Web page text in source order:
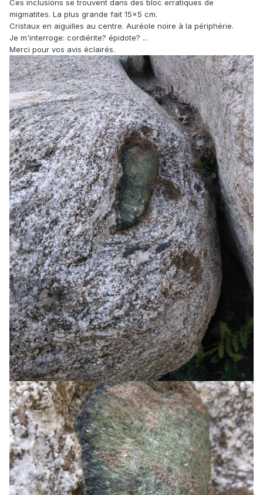
Ces inclusions se trouvent dans des bloc erratiques de
migmatites. La plus grande fait 15x5 cm.
Cristaux en aiguilles au centre. Auréole noire à la périphérie.
Je m'interroge: cordiérite? épidote? ...
Merci pour vos avis éclairés.